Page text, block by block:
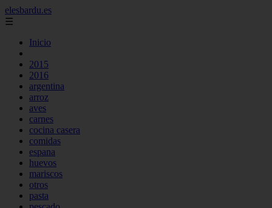
elesbardu.es
☰
Inicio
2015
2016
argentina
arroz
aves
carnes
cocina casera
comidas
espana
huevos
mariscos
otros
pasta